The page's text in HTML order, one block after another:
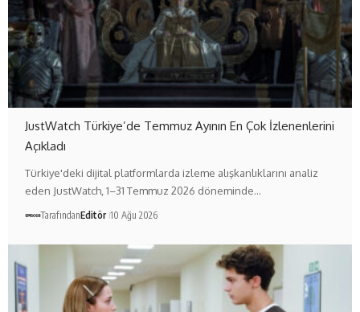
JustWatch Türkiye’de Temmuz Ayının En Çok İzlenenlerini
Açıkladı
Türkiye'deki dijital platformlarda izleme alışkanlıklarını analiz
eden JustWatch, 1–31 Temmuz 2026 döneminde…
TarafındanEditör 10 Ağu 2026